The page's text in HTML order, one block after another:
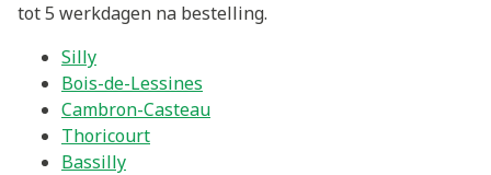
tot 5 werkdagen na bestelling.
Silly
Bois-de-Lessines
Cambron-Casteau
Thoricourt
Bassilly